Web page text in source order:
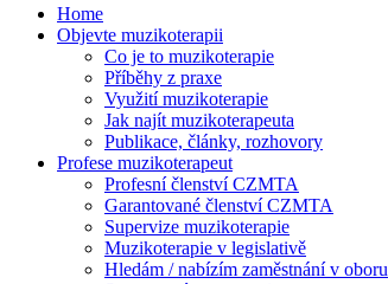
Home
Objevte muzikoterapii
Co je to muzikoterapie
Příběhy z praxe
Využití muzikoterapie
Jak najít muzikoterapeuta
Publikace, články, rozhovory
Profese muzikoterapeut
Profesní členství CZMTA
Garantované členství CZMTA
Supervize muzikoterapie
Muzikoterapie v legislativě
Hledám / nabízím zaměstnání v oboru